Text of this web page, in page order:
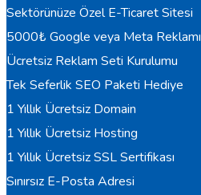
Sektörünüze Özel E-Ticaret Sitesi
5000₺ Google veya Meta Reklamı
Ücretsiz Reklam Seti Kurulumu
Tek Seferlik SEO Paketi Hediye
1 Yıllık Ücretsiz Domain
1 Yıllık Ücretsiz Hosting
1 Yıllık Ücretsiz SSL Sertifikası
Sınırsız E-Posta Adresi